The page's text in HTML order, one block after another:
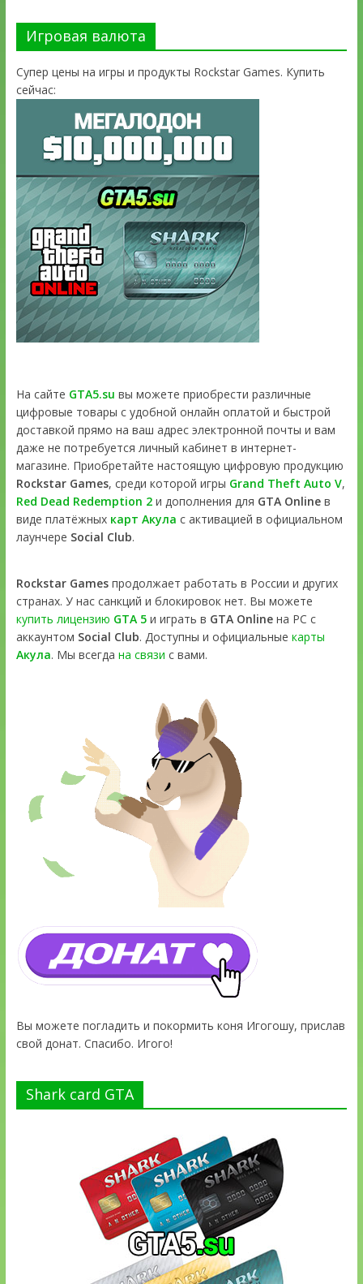
Игровая валюта
Супер цены на игры и продукты Rockstar Games. Купить
сейчас:
На сайте GTA5.su вы можете приобрести различные
цифровые товары с удобной онлайн оплатой и быстрой
доставкой прямо на ваш адрес электронной почты и вам
даже не потребуется личный кабинет в интернет-
магазине. Приобретайте настоящую цифровую продукцию
Rockstar Games, среди которой игры Grand Theft Auto V,
Red Dead Redemption 2и дополнения для GTA Onlineв
виде платёжных карт Акула с активацией в официальном
лаунчере Social Club.
Rockstar Gamesпродолжает работать в России и других
странах. У нас санкций и блокировок нет. Вы можете
купить лицензию GTA 5и играть в GTA Onlineна PC с
аккаунтом Social Club. Доступны и официальные карты
Акула. Мы всегда на связи с вами.
Вы можете погладить и покормить коня Игогошу, прислав
свой донат. Спасибо. Игого!
Shark card GTA